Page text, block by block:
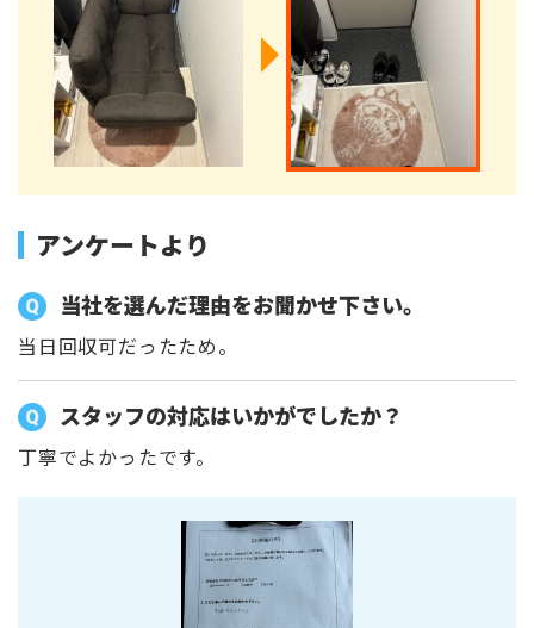
アンケートより
当社を選んだ理由をお聞かせ下さい。
当日回収可だったため。
スタッフの対応はいかがでしたか？
丁寧でよかったです。